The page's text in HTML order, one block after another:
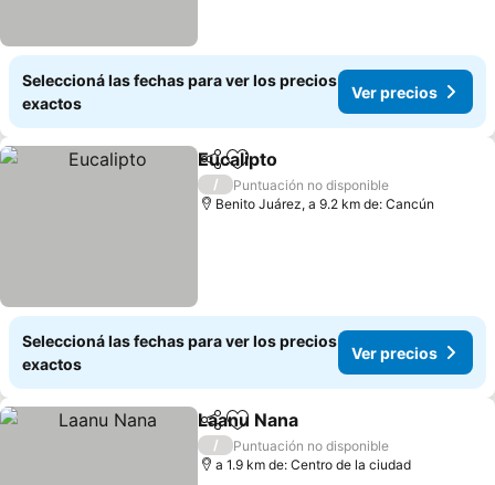
Seleccioná las fechas para ver los precios
exactos
Ver precios
CompartirAñadir a favoritos
Eucalipto
/
Puntuación no disponible
Benito Juárez, a 9.2 km de: Cancún
Seleccioná las fechas para ver los precios
exactos
Ver precios
CompartirAñadir a favoritos
Laanu Nana
/
Puntuación no disponible
a 1.9 km de: Centro de la ciudad